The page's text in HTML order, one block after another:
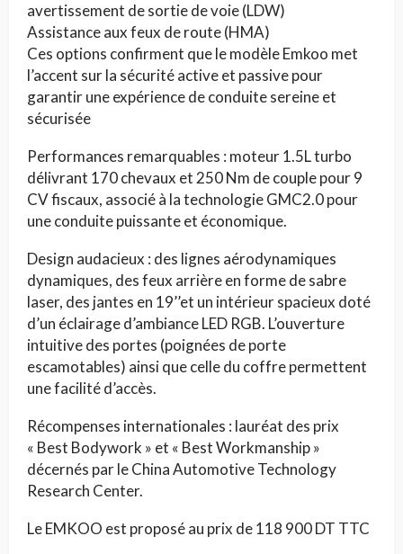
avertissement de sortie de voie (LDW)
Assistance aux feux de route (HMA)
Ces options confirment que le modèle Emkoo met
l’accent sur la sécurité active et passive pour
garantir une expérience de conduite sereine et
sécurisée
Performances remarquables : moteur 1.5L turbo
délivrant 170 chevaux et 250 Nm de couple pour 9
CV fiscaux, associé à la technologie GMC2.0 pour
une conduite puissante et économique.
Design audacieux : des lignes aérodynamiques
dynamiques, des feux arrière en forme de sabre
laser, des jantes en 19’’et un intérieur spacieux doté
d’un éclairage d’ambiance LED RGB. L’ouverture
intuitive des portes (poignées de porte
escamotables) ainsi que celle du coffre permettent
une facilité d’accès.
Récompenses internationales : lauréat des prix
« Best Bodywork » et « Best Workmanship »
décernés par le China Automotive Technology
Research Center.
Le EMKOO est proposé au prix de 118 900 DT TTC